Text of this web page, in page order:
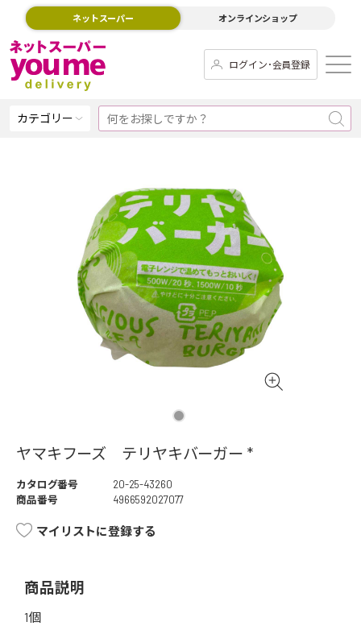
ネットスーパー オンラインショップ
ログイン･会員登録
カテゴリー
ヤマキフーズ テリヤキバーガー *
カタログ番号
20-25-43260
商品番号
4966592027077
マイリストに登録する
商品説明
1個